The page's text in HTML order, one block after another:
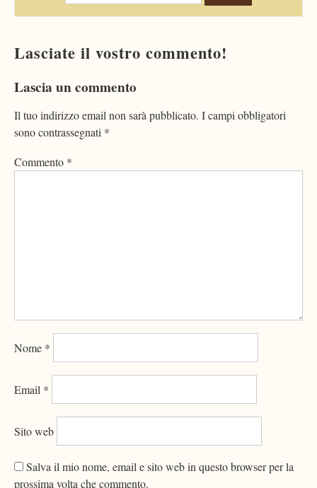
Lasciate il vostro commento!
Lascia un commento
Il tuo indirizzo email non sarà pubblicato. I campi obbligatori
sono contrassegnati *
Commento *
Nome *
Email *
Sito web
Salva il mio nome, email e sito web in questo browser per la
prossima volta che commento.